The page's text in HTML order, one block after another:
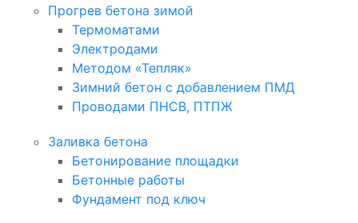
Прогрев бетона зимой
Термоматами
Электродами
Методом «Тепляк»
Зимний бетон с добавлением ПМД
Проводами ПНСВ, ПТПЖ
Заливка бетона
Бетонирование площадки
Бетонные работы
Фундамент под ключ